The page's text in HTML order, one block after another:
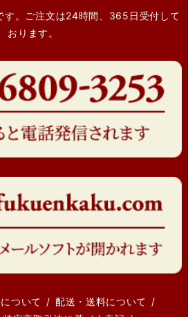
す。ご注文は24時間、365日受付して
おります。
ついて
配送・送料について